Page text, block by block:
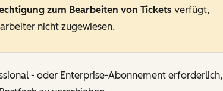
zum Bearbeiten von Tickets verfügt,
nicht zugewiesen.
- oder Enterprise-Abonnement erforderlich,